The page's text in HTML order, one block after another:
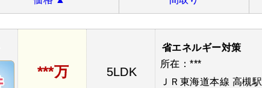
***万 5LDK
省エネルギー対策
所在：***
ＪＲ東海道本線 高槻駅